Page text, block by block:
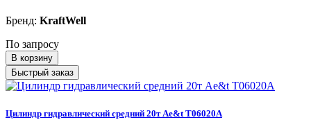
Бренд: KraftWell
По запросу
В корзину
Быстрый заказ
Цилиндр гидравлический средний 20т Ae&t T06020A